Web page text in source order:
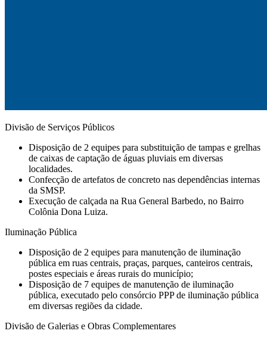
Divisão de Serviços Públicos
Disposição de 2 equipes para substituição de tampas e grelhas
de caixas de captação de águas pluviais em diversas
localidades.
Confecção de artefatos de concreto nas dependências internas
da SMSP.
⁠Execução de calçada na Rua General Barbedo, no Bairro
Colônia Dona Luiza.
Iluminação Pública
Disposição de 2 equipes para manutenção de iluminação
pública em ruas centrais, praças, parques, canteiros centrais,
postes especiais e áreas rurais do município;
Disposição de 7 equipes de manutenção de iluminação
pública, executado pelo consórcio PPP de iluminação pública
em diversas regiões da cidade.
Divisão de Galerias e Obras Complementares